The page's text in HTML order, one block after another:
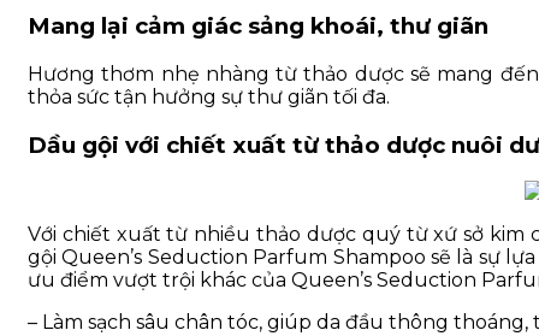
Mang lại cảm giác sảng khoái, thư giãn
Hương thơm nhẹ nhàng từ thảo dược sẽ mang
thỏa sức tận hưởng sự thư giãn tối đa.
Dầu gội với chiết xuất từ thảo dược nuôi
Với chiết xuất từ nhiều thảo dược quý từ xứ sở kim
gội Queen’s Seduction Parfum Shampoo sẽ là sự
ưu điểm vượt trội khác của Queen’s Seduction
– Làm sạch sâu chân tóc, giúp da đầu thông